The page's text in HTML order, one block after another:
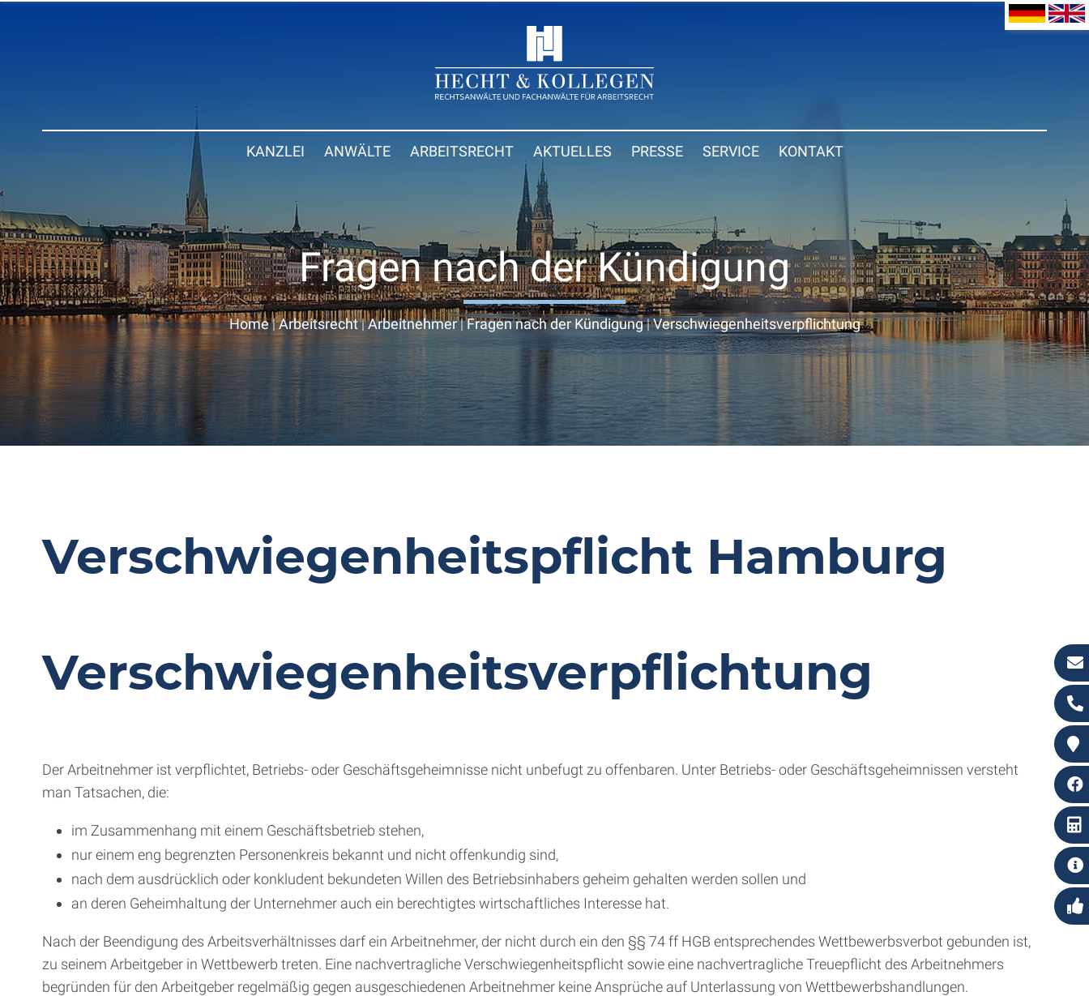
KANZLEI ANWÄLTE ARBEITSRECHT AKTUELLES PRESSE SERVICE KONTAKT
Fragen nach der Kündigung
Home|Arbeitsrecht|Arbeitnehmer|Fragen nach der Kündigung|Verschwiegenheitsverpflichtung
Verschwiegenheitspflicht Hamburg
Verschwiegenheitsverpflichtung
Der Arbeitnehmer ist verpflichtet, Betriebs- oder Geschäftsgeheimnisse nicht unbefugt zu offenbaren. Unter Betriebs- oder Geschäftsgeheimnissen versteht
man Tatsachen, die:
im Zusammenhang mit einem Geschäftsbetrieb stehen,
nur einem eng begrenzten Personenkreis bekannt und nicht offenkundig sind,
nach dem ausdrücklich oder konkludent bekundeten Willen des Betriebsinhabers geheim gehalten werden sollen und
an deren Geheimhaltung der Unternehmer auch ein berechtigtes wirtschaftliches Interesse hat.
Nach der Beendigung des Arbeitsverhältnisses darf ein Arbeitnehmer, der nicht durch ein den §§ 74 ff HGB entsprechendes Wettbewerbsverbot gebunden ist,
zu seinem Arbeitgeber in Wettbewerb treten. Eine nachvertragliche Verschwiegenheitspflicht sowie eine nachvertragliche Treuepflicht des Arbeitnehmers
begründen für den Arbeitgeber regelmäßig gegen ausgeschiedenen Arbeitnehmer keine Ansprüche auf Unterlassung von Wettbewerbshandlungen.